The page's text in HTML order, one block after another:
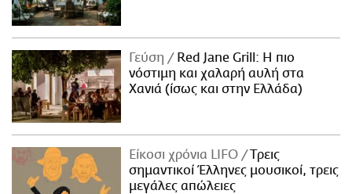
Γεύση
Red Jane Grill: Η πιο
νόστιμη και χαλαρή αυλή στα
Χανιά (ίσως και στην Ελλάδα)
Είκοσι χρόνια LIFO
Tρεις
σημαντικοί Έλληνες μουσικοί, τρεις
μεγάλες απώλειες